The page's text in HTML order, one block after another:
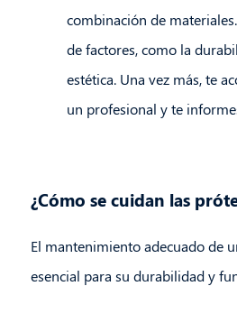
combinación de
de factores, como la
estética. Una vez más, te
un profesional y te
¿Cómo se cuidan las
El mantenimiento adecuado de
esencial para su durabilidad y